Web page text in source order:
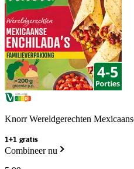
Knorr Wereldgerechten
1+1 gratis
Combineer nu